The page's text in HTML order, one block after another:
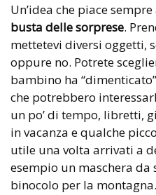
Un’idea che piace
busta delle sorprese.
mettetevi diversi oggetti,
oppure no. Potrete
bambino ha
che potrebbero
un po’ di tempo, libretti,
in vacanza e qualche
utile una volta arrivati a
esempio un maschera
binocolo per la montagna.